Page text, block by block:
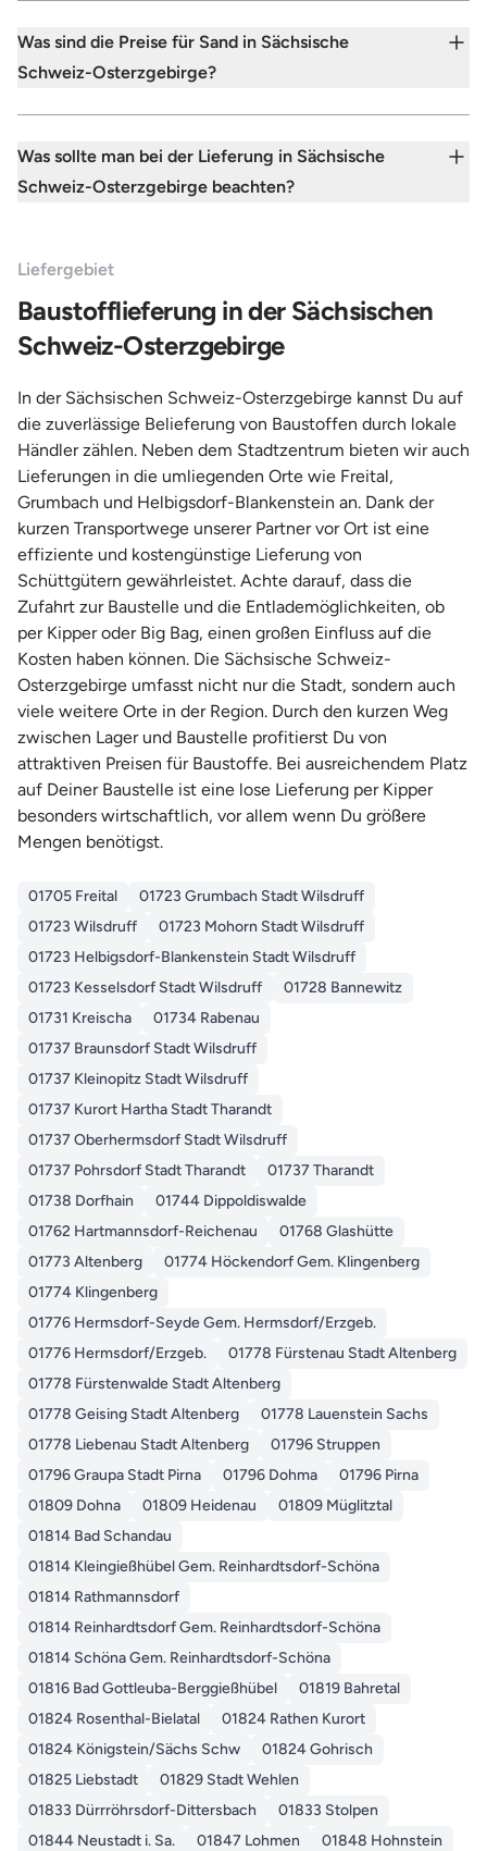
Was sind die Preise für Sand in Sächsische
Schweiz-Osterzgebirge?
Was sollte man bei der Lieferung in Sächsische
Schweiz-Osterzgebirge beachten?
Liefergebiet
Baustofflieferung in der Sächsischen
Schweiz-Osterzgebirge
In der Sächsischen Schweiz-Osterzgebirge kannst Du auf
die zuverlässige Belieferung von Baustoffen durch lokale
Händler zählen. Neben dem Stadtzentrum bieten wir auch
Lieferungen in die umliegenden Orte wie Freital,
Grumbach und Helbigsdorf-Blankenstein an. Dank der
kurzen Transportwege unserer Partner vor Ort ist eine
effiziente und kostengünstige Lieferung von
Schüttgütern gewährleistet. Achte darauf, dass die
Zufahrt zur Baustelle und die Entlademöglichkeiten, ob
per Kipper oder Big Bag, einen großen Einfluss auf die
Kosten haben können. Die Sächsische Schweiz-
Osterzgebirge umfasst nicht nur die Stadt, sondern auch
viele weitere Orte in der Region. Durch den kurzen Weg
zwischen Lager und Baustelle profitierst Du von
attraktiven Preisen für Baustoffe. Bei ausreichendem Platz
auf Deiner Baustelle ist eine lose Lieferung per Kipper
besonders wirtschaftlich, vor allem wenn Du größere
Mengen benötigst.
01705 Freital
01723 Grumbach Stadt Wilsdruff
01723 Wilsdruff
01723 Mohorn Stadt Wilsdruff
01723 Helbigsdorf-Blankenstein Stadt Wilsdruff
01723 Kesselsdorf Stadt Wilsdruff
01728 Bannewitz
01731 Kreischa
01734 Rabenau
01737 Braunsdorf Stadt Wilsdruff
01737 Kleinopitz Stadt Wilsdruff
01737 Kurort Hartha Stadt Tharandt
01737 Oberhermsdorf Stadt Wilsdruff
01737 Pohrsdorf Stadt Tharandt
01737 Tharandt
01738 Dorfhain
01744 Dippoldiswalde
01762 Hartmannsdorf-Reichenau
01768 Glashütte
01773 Altenberg
01774 Höckendorf Gem. Klingenberg
01774 Klingenberg
01776 Hermsdorf-Seyde Gem. Hermsdorf/Erzgeb.
01776 Hermsdorf/Erzgeb.
01778 Fürstenau Stadt Altenberg
01778 Fürstenwalde Stadt Altenberg
01778 Geising Stadt Altenberg
01778 Lauenstein Sachs
01778 Liebenau Stadt Altenberg
01796 Struppen
01796 Graupa Stadt Pirna
01796 Dohma
01796 Pirna
01809 Dohna
01809 Heidenau
01809 Müglitztal
01814 Bad Schandau
01814 Kleingießhübel Gem. Reinhardtsdorf-Schöna
01814 Rathmannsdorf
01814 Reinhardtsdorf Gem. Reinhardtsdorf-Schöna
01814 Schöna Gem. Reinhardtsdorf-Schöna
01816 Bad Gottleuba-Berggießhübel
01819 Bahretal
01824 Rosenthal-Bielatal
01824 Rathen Kurort
01824 Königstein/Sächs Schw
01824 Gohrisch
01825 Liebstadt
01829 Stadt Wehlen
01833 Dürrröhrsdorf-Dittersbach
01833 Stolpen
01844 Neustadt i. Sa.
01847 Lohmen
01848 Hohnstein